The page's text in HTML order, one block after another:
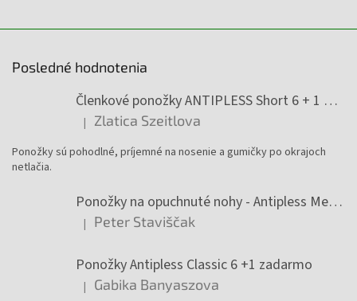
Posledné hodnotenia
Členkové ponožky ANTIPLESS Short 6 + 1 Zadarmo
Hodnotenie produktu je 5 z 5 hviezdičiek.
| Zlatica Szeitlova
Ponožky sú pohodlné, príjemné na nosenie a gumičky po okrajoch
netlačia.
Ponožky na opuchnuté nohy - Antipless Medic 6 +1 zadarmo
Hodnotenie produktu je 5 z 5 hviezdičiek.
| Peter Staviščak
Ponožky Antipless Classic 6 +1 zadarmo
Hodnotenie produktu je 5 z 5 hviezdičiek.
| Gabika Banyaszova